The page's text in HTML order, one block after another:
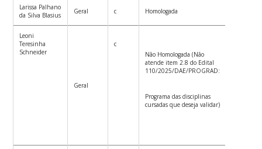
Larissa Palhano
da Silva Blasius
Geral c Homologada
Leoni
Teresinha
Schneider
Geral
c
Não Homologada (Não
atende item 2.8 do Edital
110/2025/DAE/PROGRAD:
Programa das disciplinas
cursadas que deseja validar)